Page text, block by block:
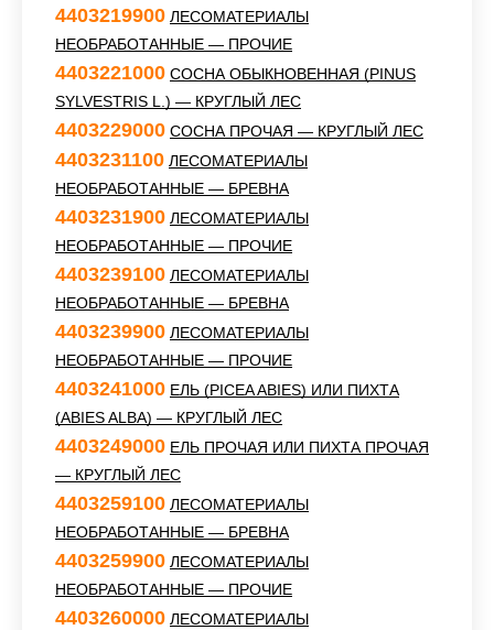
4403219900 ЛЕСОМАТЕРИАЛЫ
НЕОБРАБОТАННЫЕ — ПРОЧИЕ
4403221000 СОСНА ОБЫКНОВЕННАЯ (PINUS
SYLVESTRIS L.) — КРУГЛЫЙ ЛЕС
4403229000 СОСНА ПРОЧАЯ — КРУГЛЫЙ ЛЕС
4403231100 ЛЕСОМАТЕРИАЛЫ
НЕОБРАБОТАННЫЕ — БРЕВНА
4403231900 ЛЕСОМАТЕРИАЛЫ
НЕОБРАБОТАННЫЕ — ПРОЧИЕ
4403239100 ЛЕСОМАТЕРИАЛЫ
НЕОБРАБОТАННЫЕ — БРЕВНА
4403239900 ЛЕСОМАТЕРИАЛЫ
НЕОБРАБОТАННЫЕ — ПРОЧИЕ
4403241000 ЕЛЬ (PICEA ABIES) ИЛИ ПИХТА
(ABIES ALBA) — КРУГЛЫЙ ЛЕС
4403249000 ЕЛЬ ПРОЧАЯ ИЛИ ПИХТА ПРОЧАЯ
— КРУГЛЫЙ ЛЕС
4403259100 ЛЕСОМАТЕРИАЛЫ
НЕОБРАБОТАННЫЕ — БРЕВНА
4403259900 ЛЕСОМАТЕРИАЛЫ
НЕОБРАБОТАННЫЕ — ПРОЧИЕ
4403260000 ЛЕСОМАТЕРИАЛЫ